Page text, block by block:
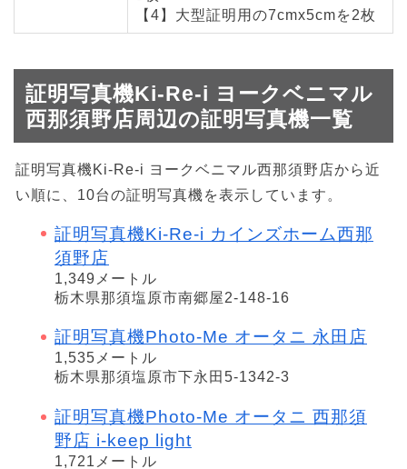
【4】大型証明用の7cmx5cmを2枚
証明写真機Ki-Re-i ヨークベニマル
西那須野店周辺の証明写真機一覧
証明写真機Ki-Re-i ヨークベニマル西那須野店から近
い順に、10台の証明写真機を表示しています。
証明写真機Ki-Re-i カインズホーム西那
須野店
1,349メートル
栃木県那須塩原市南郷屋2-148-16
証明写真機Photo-Me オータニ 永田店
1,535メートル
栃木県那須塩原市下永田5-1342-3
証明写真機Photo-Me オータニ 西那須
野店 i-keep light
1,721メートル